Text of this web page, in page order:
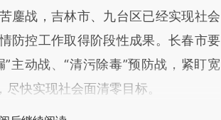
鏖战，吉林市、九台区已经实现社会
防控工作取得阶段性成果。长春市要
主动战、“清污除毒”预防战，紧盯宽
快实现社会面清零目标。